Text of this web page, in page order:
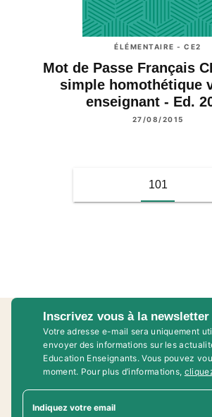
ÉLÉMENTAIRE - CE2
Mot de Passe Français
simple homothétique
enseignant - Ed.
27/08/2015
101
Inscrivez vous à la newsletter
Votre adresse e-mail sera uniquement
envoyer des informations sur les
Education Enseignants. Vous pouvez
moment. Pour plus d’informations,
Indiquez votre email